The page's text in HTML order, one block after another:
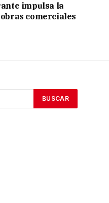
impulsa la
comerciales